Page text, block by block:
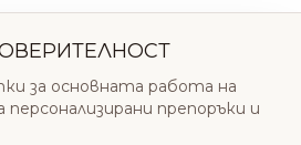
за основната работа на
препоръки и